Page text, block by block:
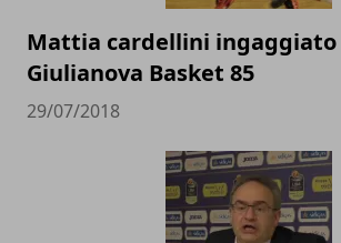
Mattia cardellini ingaggiato
Giulianova Basket 85
29/07/2018